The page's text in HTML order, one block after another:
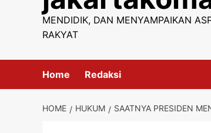
MENDIDIK, DAN MENYAMPAIKAN
RAKYAT
Home Redaksi
HOME HUKUM SAATNYA PRESIDEN